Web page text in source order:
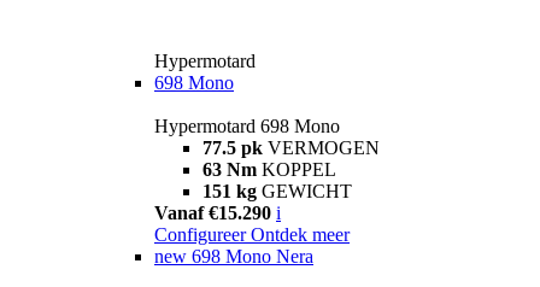
Hypermotard
698 Mono
Hypermotard 698 Mono
77.5 pk VERMOGEN
63 Nm KOPPEL
151 kg GEWICHT
Vanaf €15.290 i
Configureer Ontdek meer
new 698 Mono Nera